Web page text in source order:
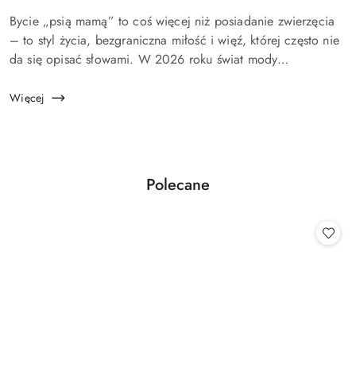
Treść
artykułu:
Bycie „psią mamą” to coś więcej niż posiadanie zwierzęcia
– to styl życia, bezgraniczna miłość i więź, której często nie
da się opisać słowami. W 2026 roku świat mody
Moms&rd...
Więcej
Pomiń karuzelę produktów
Produkty
Polecane